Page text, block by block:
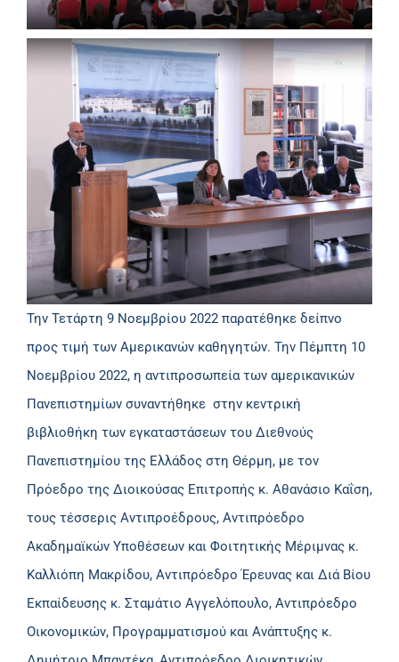
Την Τετάρτη 9 Νοεμβρίου 2022 παρατέθηκε δείπνο
προς τιμή των Αμερικανών καθηγητών. Την Πέμπτη 10
Νοεμβρίου 2022, η αντιπροσωπεία των αμερικανικών
Πανεπιστημίων συναντήθηκε στην κεντρική
βιβλιοθήκη των εγκαταστάσεων του Διεθνούς
Πανεπιστημίου της Ελλάδος στη Θέρμη, με τον
Πρόεδρο της Διοικούσας Επιτροπής κ. Αθανάσιο Καΐση,
τους τέσσερις Αντιπροέδρους, Αντιπρόεδρο
Ακαδημαϊκών Υποθέσεων και Φοιτητικής Μέριμνας κ.
Καλλιόπη Μακρίδου, Αντιπρόεδρο Έρευνας και Διά Βίου
Εκπαίδευσης κ. Σταμάτιο Αγγελόπουλο, Αντιπρόεδρο
Οικονομικών, Προγραμματισμού και Ανάπτυξης κ.